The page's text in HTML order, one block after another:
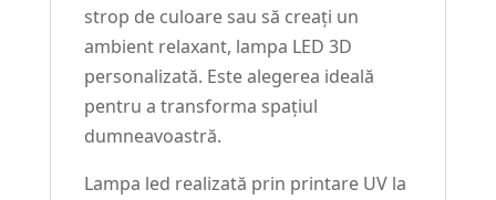
strop de culoare sau să creați un
ambient relaxant, lampa LED 3D
personalizată. Este alegerea ideală
pentru a transforma spațiul
dumneavoastră.
Lampa led realizată prin printare UV la